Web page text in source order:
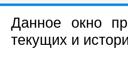
Данное окно
текущих и